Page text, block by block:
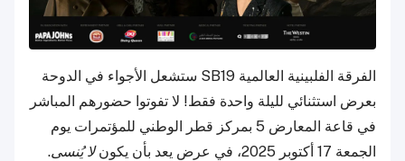
الفرقة الفلبينية العالمية SB19 ستشعل الأجواء في الدوحة
بعرض استثنائي لليلة واحدة فقط! لا تفوتوا حضورهم المباشر
في قاعة المعارض 5 بمركز قطر الوطني للمؤتمرات يوم
الجمعة 17 أكتوبر 2025، في عرض يعد بأن يكون
لا يُنسى.